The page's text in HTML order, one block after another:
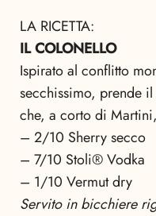
LA RICETTA:
IL COLONELLO
Ispirato al conflitto
secchissimo, prende
che, a corto di
– 2/10 Sherry secco
– 7/10 Stoli® Vodka
– 1/10 Vermut dry
Servito in bicchiere